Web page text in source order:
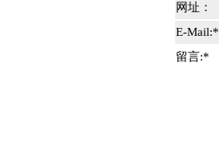
网址：
E-Mail:*
留言:*